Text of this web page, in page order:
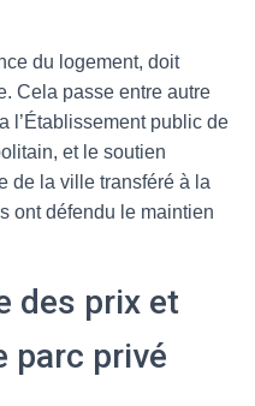
du logement, doit
Cela passe entre autre
l’Établissement public de
et le soutien
de la ville transféré à la
ont défendu le maintien
des prix et
parc privé